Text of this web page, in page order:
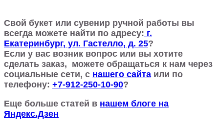
Свой букет или сувенир ручной работы вы
всегда можете найти по адресу: г.
Екатеринбург, ул. Гастелло, д. 25?
Если у вас возник вопрос или вы хотите
сделать заказ, можете обращаться к нам через
социальные сети, с нашего сайта или по
телефону: +7-912-250-10-90?
Еще больше статей в нашем блоге на
Яндекс.Дзен